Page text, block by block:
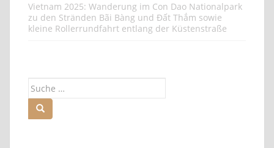
Vietnam 2025: Wanderung im Con Dao Nationalpark
zu den Stränden Bãi Bàng und Đất Thắm sowie
kleine Rollerrundfahrt entlang der Küstenstraße